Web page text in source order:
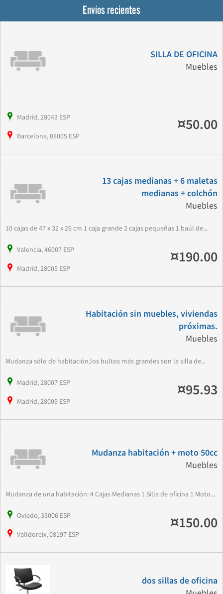
Envíos recientes
SILLA DE OFICINA
Muebles
Madrid, 28043 ESP
Barcelona, 08005 ESP
¤50.00
13 cajas medianas + 6 maletas
medianas + colchón
Muebles
10 cajas de 47 x 32 x 26 cm 1 caja grande 2 cajas pequeñas 1 baúl de...
Valencia, 46007 ESP
Madrid, 28005 ESP
¤190.00
Habitación sin muebles, viviendas
próximas.
Muebles
Mudanza sólo de habitación,los bultos más grandes son la silla de...
Madrid, 28007 ESP
Madrid, 28009 ESP
¤95.93
Mudanza habitación + moto 50cc
Muebles
Mudanza de una habitación: 4 Cajas Medianas 1 Silla de oficina 1 Moto...
Oviedo, 33006 ESP
Valldoreix, 08197 ESP
¤150.00
dos sillas de oficina